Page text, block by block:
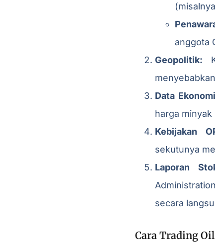
anggota
Geopolitik:
Data
harga
Kebijakan
sekutunya
Laporan
secara
Cara Trading Oil